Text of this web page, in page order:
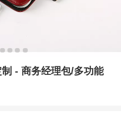
- 商务经理包/多功能